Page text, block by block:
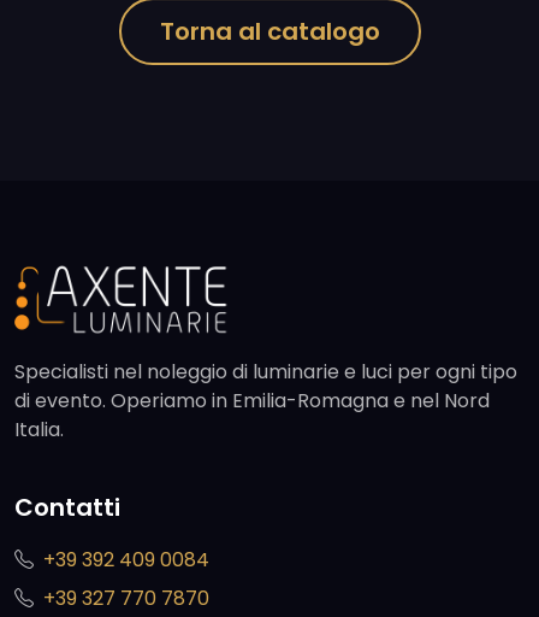
Torna al catalogo
Specialisti nel noleggio di luminarie e luci per ogni tipo
di evento. Operiamo in Emilia-Romagna e nel Nord
Italia.
Contatti
+39 392 409 0084
+39 327 770 7870